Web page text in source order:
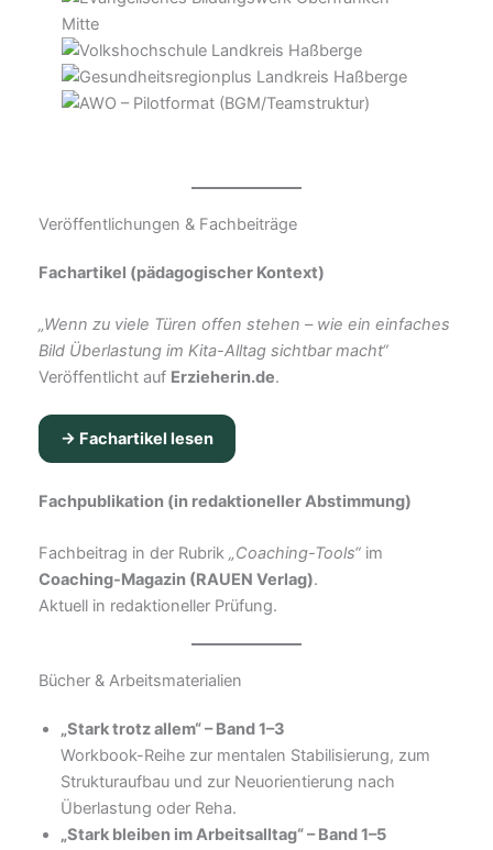
Veröffentlichungen & Fachbeiträge
Fachartikel (pädagogischer Kontext)
„Wenn zu viele Türen offen stehen – wie ein einfaches
Bild Überlastung im Kita-Alltag sichtbar macht“
Veröffentlicht auf Erzieherin.de.
→ Fachartikel lesen
Fachpublikation (in redaktioneller Abstimmung)
Fachbeitrag in der Rubrik „Coaching-Tools“im
Coaching-Magazin (RAUEN Verlag).
Aktuell in redaktioneller Prüfung.
Bücher & Arbeitsmaterialien
„Stark trotz allem“ – Band 1–3
Workbook-Reihe zur mentalen Stabilisierung, zum
Strukturaufbau und zur Neuorientierung nach
Überlastung oder Reha.
„Stark bleiben im Arbeitsalltag“ – Band 1–5